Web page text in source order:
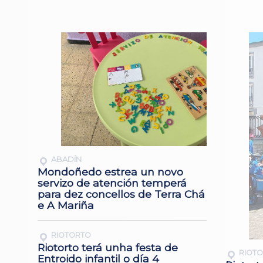
ABADÍN
Mondoñedo estrea un novo
servizo de atención temperá
para dez concellos de Terra Chá
e A Mariña
RIOTORTO
Riotorto terá unha festa de
Entroido infantil o día 4